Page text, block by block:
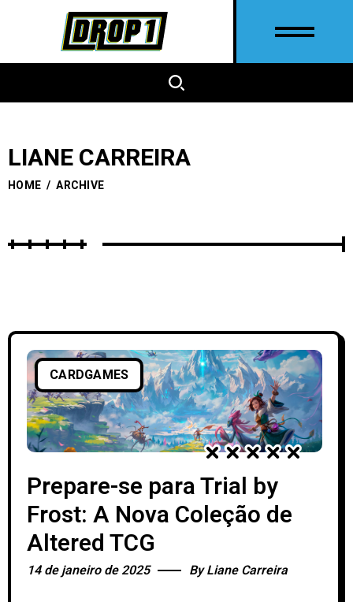
LIANE CARREIRA
HOME / ARCHIVE
CARDGAMES
Prepare-se para Trial by
Frost: A Nova Coleção de
Altered TCG
14 de janeiro de 2025 ByLiane Carreira